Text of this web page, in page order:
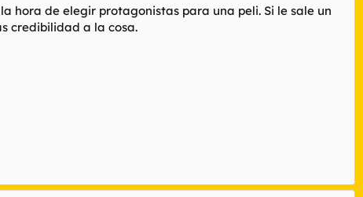
hora de elegir protagonistas para una peli. Si le sale un
credibilidad a la cosa.